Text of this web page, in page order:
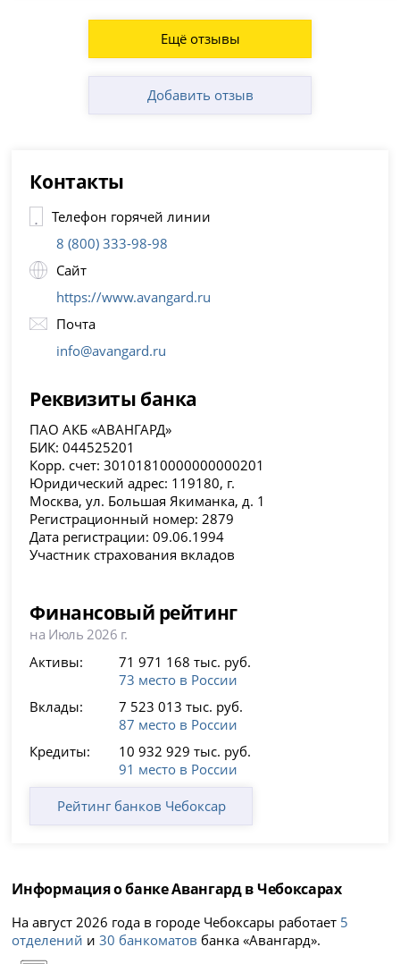
Ещё отзывы
Добавить отзыв
Контакты
Телефон горячей линии
8 (800) 333-98-98
Сайт
https://www.avangard.ru
Почта
info@avangard.ru
Реквизиты банка
ПАО АКБ «АВАНГАРД»
БИК: 044525201
Корр. счет: 30101810000000000201
Юридический адрес: 119180, г.
Москва, ул. Большая Якиманка, д. 1
Регистрационный номер: 2879
Дата регистрации: 09.06.1994
Участник страхования вкладов
Финансовый рейтинг
на Июль 2026 г.
Активы:
71 971 168 тыс. руб.
73 место в России
Вклады:
7 523 013 тыс. руб.
87 место в России
Кредиты:
10 932 929 тыс. руб.
91 место в России
Рейтинг банков Чебоксар
Информация о банке Авангард в Чебоксарах
На август 2026 года в городе Чебоксары работает 5
отделений и30 банкоматов банка «Авангард».